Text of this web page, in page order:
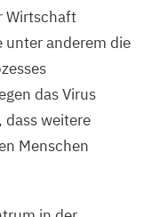
Wirtschaft
unter anderem die
das Virus
dass weitere
Menschen